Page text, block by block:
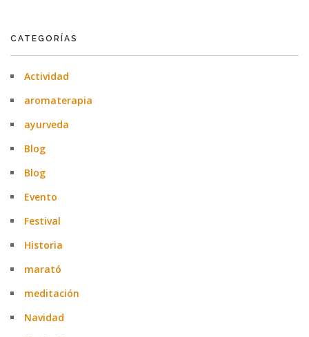
CATEGORÍAS
Actividad
aromaterapia
ayurveda
Blog
Blog
Evento
Festival
Historia
marató
meditación
Navidad